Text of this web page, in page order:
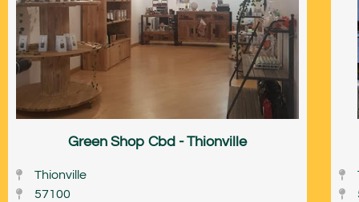
Green Shop Cbd - Thionville
Thionville
57100